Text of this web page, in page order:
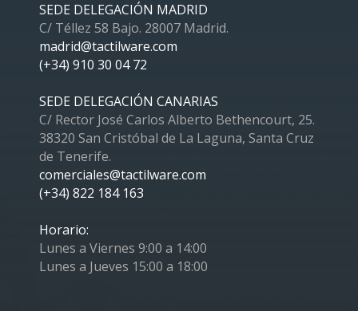
SEDE DELEGACIÓN MADRID
C/ Téllez 58 Bajo. 28007 Madrid.
madrid@tactilware.com
(+34) 910 30 04 72
SEDE DELEGACIÓN CANARIAS
C/ Rector José Carlos Alberto Bethencourt, 25.
38320 San Cristóbal de La Laguna, Santa Cruz
de Tenerife.
comerciales@tactilware.com
(+34) 822 184 163
Horario:
Lunes a Viernes 9:00 a 14:00
Lunes a Jueves 15:00 a 18:00